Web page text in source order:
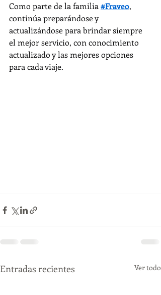
Como parte de la familia #Fraveo,
continúa preparándose y
actualizándose para brindar siempre
el mejor servicio, con conocimiento
actualizado y las mejores opciones
para cada viaje.
Entradas recientes Ver todo